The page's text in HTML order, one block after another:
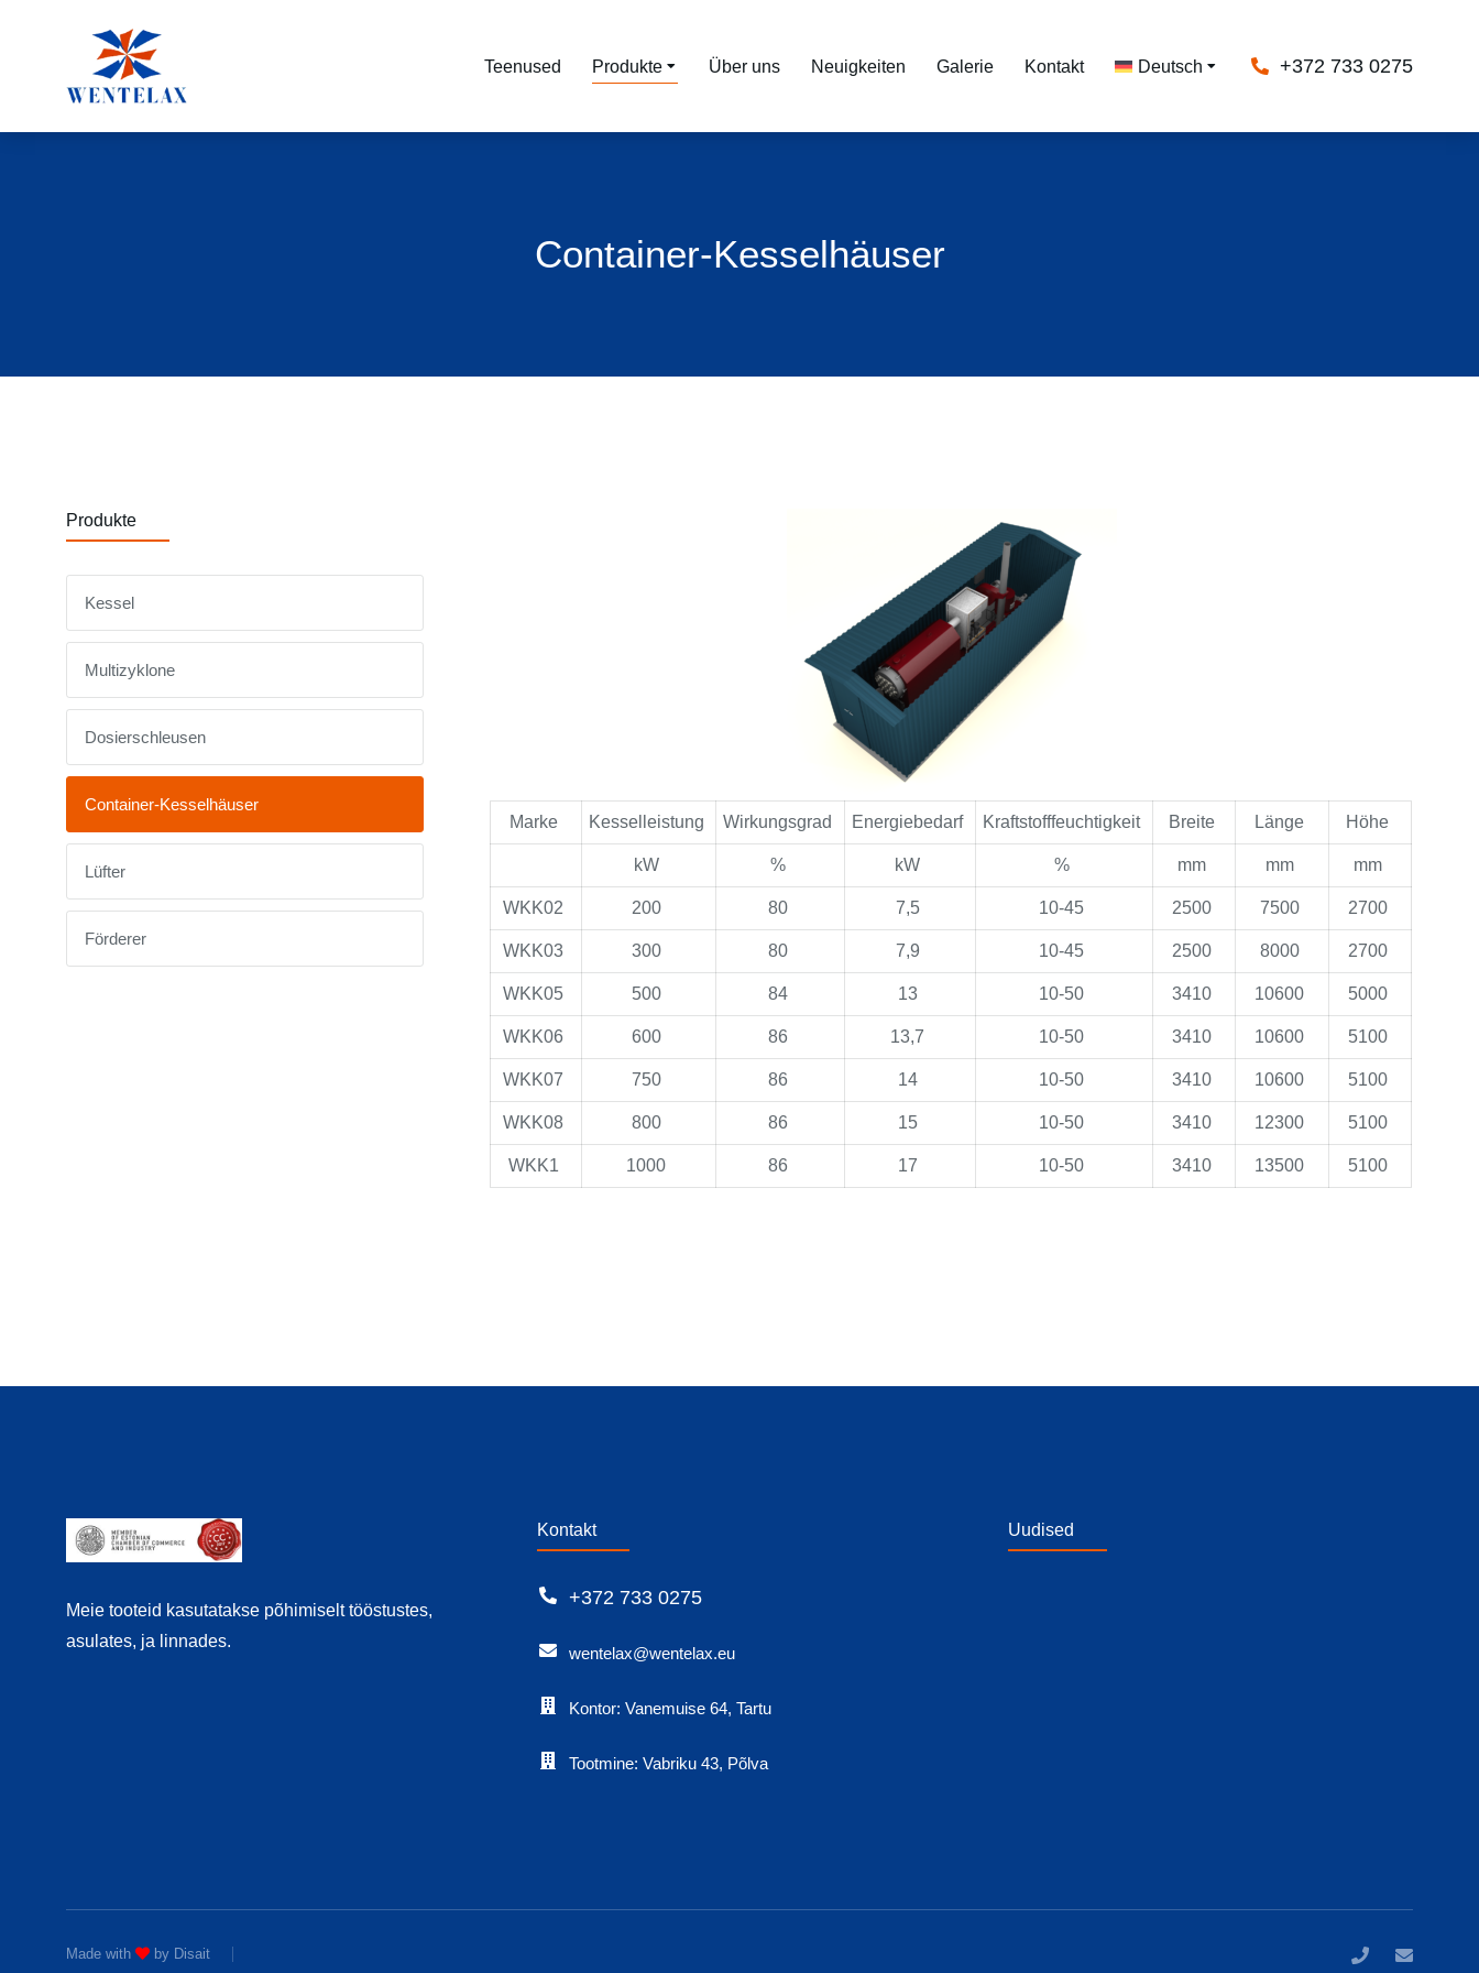
Teenused Produkte Über uns Neuigkeiten Galerie Kontakt Deutsch +372 733 0275
Container-Kesselhäuser
Produkte
Kessel
Multizyklone
Dosierschleusen
Container-Kesselhäuser
Lüfter
Förderer
Marke Kesselleistung Wirkungsgrad Energiebedarf Kraftstofffeuchtigkeit Breite Länge Höhe
kW % kW % mm mm mm
WKK02 200 80 7,5 10-45 2500 7500 2700
WKK03 300 80 7,9 10-45 2500 8000 2700
WKK05 500 84 13 10-50 3410 10600 5000
WKK06 600 86 13,7 10-50 3410 10600 5100
WKK07 750 86 14 10-50 3410 10600 5100
WKK08 800 86 15 10-50 3410 12300 5100
WKK1 1000 86 17 10-50 3410 13500 5100
Meie tooteid kasutatakse põhimiselt tööstustes,
asulates, ja linnades.
Kontakt
+372 733 0275
wentelax@wentelax.eu
Kontor: Vanemuise 64, Tartu
Tootmine: Vabriku 43, Põlva
Uudised
Made with by Disait